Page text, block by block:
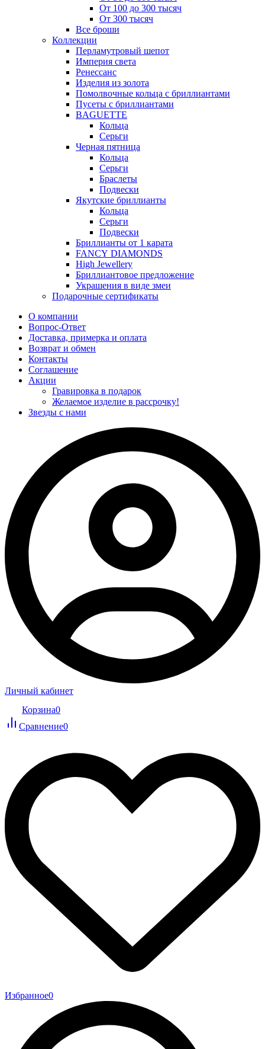
От 100 до 300 тысяч
От 300 тысяч
Все броши
Коллекции
Перламутровый шепот
Империя света
Ренессанс
Изделия из золота
Помолвочные кольца с бриллиантами
Пусеты с бриллиантами
BAGUETTE
Кольца
Серьги
Черная пятница
Кольца
Серьги
Браслеты
Подвески
Якутские бриллианты
Кольца
Серьги
Подвески
Бриллианты от 1 карата
FANCY DIAMONDS
High Jewellery
Бриллиантовое предложение
Украшения в виде змеи
Подарочные сертификаты
О компании
Вопрос-Ответ
Доставка, примерка и оплата
Возврат и обмен
Контакты
Соглашение
Акции
Гравировка в подарок
Желаемое изделие в рассрочку!
Звезды с нами
Личный кабинет
Корзина0
Сравнение0
Избранное0